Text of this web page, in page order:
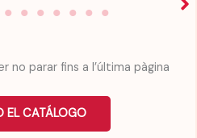
no parar fins a l’última pàgina
EL CATÁLOGO